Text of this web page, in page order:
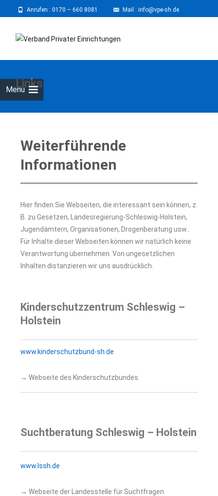
Anrufen : 0170 – 660 8081 Mail : info@vpe-sh.de
MenuLinks
Weiterführende
Informationen
Hier finden Sie Webseiten, die interessant sein können, z.
B. zu Gesetzen, Landesregierung-Schleswig-Holstein,
Jugendämtern, Organisationen, Drogenberatung usw..
Für Inhalte dieser Webseiten können wir natürlich keine
Verantwortung übernehmen. Von ungesetzlichen
Inhalten distanzieren wir uns ausdrücklich.
Kinderschutzzentrum Schleswig –
Holstein
www.kinderschutzbund-sh.de
→ Webseite des Kinderschutzbundes
Suchtberatung Schleswig – Holstein
www.lssh.de
→ Webseite der Landesstelle für Suchtfragen